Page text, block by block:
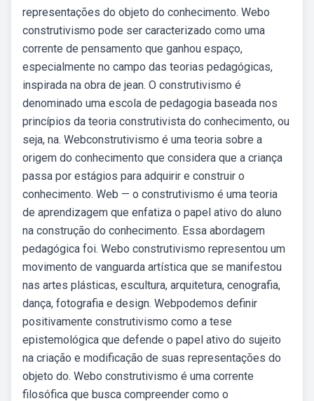
representações do objeto do conhecimento. Webo
construtivismo pode ser caracterizado como uma
corrente de pensamento que ganhou espaço,
especialmente no campo das teorias pedagógicas,
inspirada na obra de jean. O construtivismo é
denominado uma escola de pedagogia baseada nos
princípios da teoria construtivista do conhecimento, ou
seja, na. Webconstrutivismo é uma teoria sobre a
origem do conhecimento que considera que a criança
passa por estágios para adquirir e construir o
conhecimento. Web — o construtivismo é uma teoria
de aprendizagem que enfatiza o papel ativo do aluno
na construção do conhecimento. Essa abordagem
pedagógica foi. Webo construtivismo representou um
movimento de vanguarda artística que se manifestou
nas artes plásticas, escultura, arquitetura, cenografia,
dança, fotografia e design. Webpodemos definir
positivamente construtivismo como a tese
epistemológica que defende o papel ativo do sujeito
na criação e modificação de suas representações do
objeto do. Webo construtivismo é uma corrente
filosófica que busca compreender como o